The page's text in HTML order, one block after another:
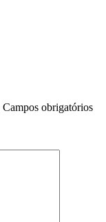
Campos obrigatórios